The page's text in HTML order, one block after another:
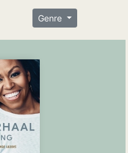
Genre